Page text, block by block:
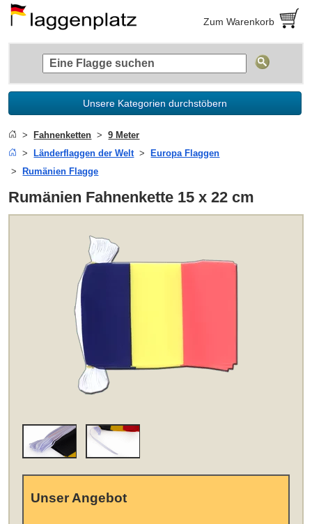
Zum Warenkorb
Unsere Kategorien durchstöbern
Fahnenketten
9 Meter
Länderflaggen der Welt
Europa Flaggen
Rumänien Flagge
Rumänien Fahnenkette 15 x 22 cm
Unser Angebot